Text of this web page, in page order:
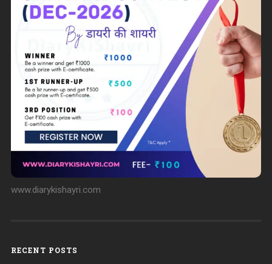
www.diarykishayri.com
RECENT POSTS